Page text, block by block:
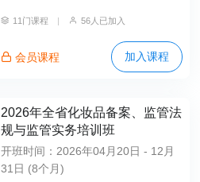
11门课程 | 56人已加入
会员课程 加入课程
2026年全省化妆品备案、监管法
规与监管实务培训班
开班时间：2026年04月20日 - 12月
31日 (8个月)